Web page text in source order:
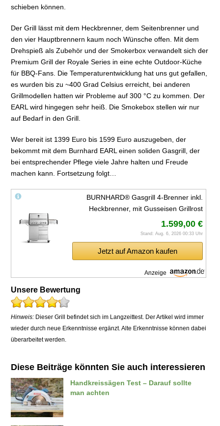
schieben können.
Der Grill lässt mit dem Heckbrenner, dem Seitenbrenner und
den vier Hauptbrennern kaum noch Wünsche offen. Mit dem
Drehspieß als Zubehör und der Smokerbox verwandelt sich der
Premium Grill der Royale Series in eine echte Outdoor-Küche
für BBQ-Fans. Die Temperaturentwicklung hat uns gut gefallen,
es wurden bis zu ~400 Grad Celsius erreicht, bei anderen
Grillmodellen hatten wir Probleme auf 300 °C zu kommen. Der
EARL wird hingegen sehr heiß. Die Smokebox stellen wir nur
auf Bedarf in den Grill.
Wer bereit ist 1399 Euro bis 1599 Euro auszugeben, der
bekommt mit dem Burnhard EARL einen soliden Gasgrill, der
bei entsprechender Pflege viele Jahre halten und Freude
machen kann. Fortsetzung folgt…
BURNHARD® Gasgrill 4-Brenner inkl.
Heckbrenner, mit Gusseisen Grillrost
1.599,00 €
Stand: Aug. 6, 2026 00:33 Uhr
Jetzt auf Amazon kaufen
Anzeige
Unsere Bewertung
Hinweis: Dieser Grill befindet sich im Langzeittest. Der Artikel wird immer
wieder durch neue Erkenntnisse ergänzt. Alte Erkenntnisse können dabei
überarbeitet werden.
Diese Beiträge könnten Sie auch interessieren
Handkreissägen Test – Darauf sollte
man achten